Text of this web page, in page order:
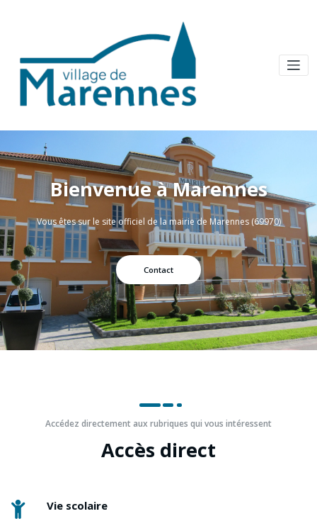
Bienvenue à Marennes
Vous êtes sur le site officiel de la mairie de Marennes (69970)
Contact
Accédez directement aux rubriques qui vous intéressent
Accès direct
Vie scolaire